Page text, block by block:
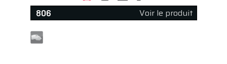
806 Voir le produit